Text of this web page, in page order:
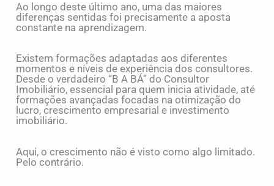
Ao longo deste último ano, uma das maiores
diferenças sentidas foi precisamente a aposta
constante na aprendizagem.
Existem formações adaptadas aos diferentes
momentos e níveis de experiência dos consultores.
Desde o verdadeiro “B A BÁ” do Consultor
Imobiliário, essencial para quem inicia atividade, até
formações avançadas focadas na otimização do
lucro, crescimento empresarial e investimento
imobiliário.
Aqui, o crescimento não é visto como algo limitado.
Pelo contrário.